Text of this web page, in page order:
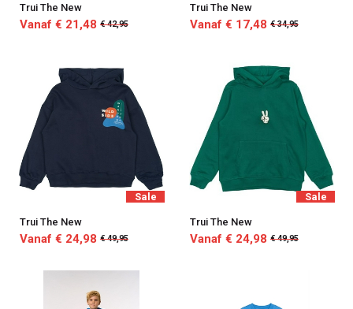
Trui The New
Vanaf € 21,48 € 42,95
Trui The New
Vanaf € 17,48 € 34,95
Sale
Trui The New
Vanaf € 24,98 € 49,95
Sale
Trui The New
Vanaf € 24,98 € 49,95